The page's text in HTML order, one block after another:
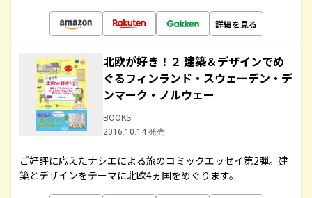
詳細を見る
北欧が好き！２ 建築＆デザインでめ
ぐるフィンランド・スウェーデン・デ
ンマーク・ノルウェー
BOOKS
2016.10.14 発売
ご好評に応えたナシエによる旅のコミックエッセイ第2弾。建
築とデザインをテーマに北欧4ヵ国をめぐります。